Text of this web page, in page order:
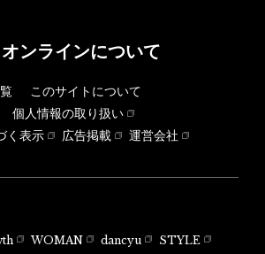
ンラインについて
このサイトについて
個人情報の取り扱い
く表示
広告掲載
運営会社
WOMAN dancyu
STYLE